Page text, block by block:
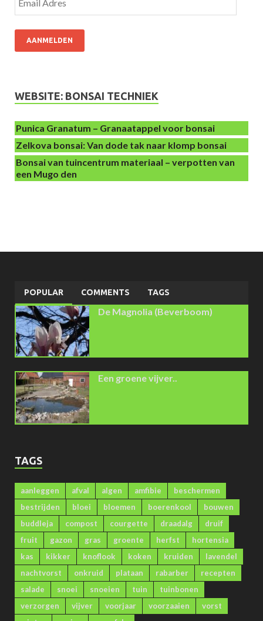
AANMELDEN
WEBSITE: BONSAI TECHNIEK
Punica Granatum – Granaatappel voor bonsai
Zelkova bonsai: Van dode tak naar klomp bonsai
Bonsai van tuincentrum materiaal – verpotten van
een Mugo den
POPULAR COMMENTS TAGS
De Magnolia (Beverboom)
Een groene vijver..
TAGS
aanleggen afval algen amfibie
beschermen
bestrijden
bloei bloemen boerenkool
bouwen
buddleja
compost courgette draadalg
druif
fruit
gazon gras groente herfst
hortensia
kas
kikker knoflook koken kruiden
lavendel
nachtvorst
onkruid plataan rabarber
recepten
salade
snoei snoeien tuin
tuinbonen
verzorgen
vijver voorjaar voorzaaien
vorst